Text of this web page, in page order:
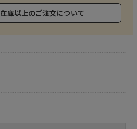
在庫以上のご注文について